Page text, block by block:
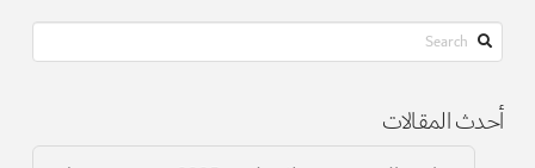
Search
أحدث المقالات